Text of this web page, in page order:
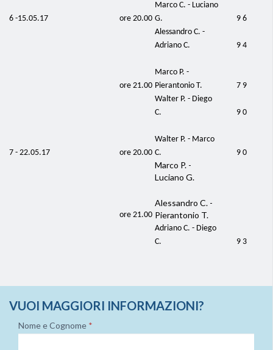
6 -15.05.17 ore 20.00
Marco C. - Luciano
G.
9 6
Alessandro C. -
Adriano C.
9 4
ore 21.00
Marco P. -
Pierantonio T.
7 9
Walter P. - Diego
C.
9 0
7 - 22.05.17 ore 20.00
Walter P. - Marco
C.
9 0
Marco P. -
Luciano G.
ore 21.00
Alessandro C. -
Pierantonio T.
Adriano C. - Diego
C.
9 3
VUOI MAGGIORI INFORMAZIONI?
Nome e Cognome *